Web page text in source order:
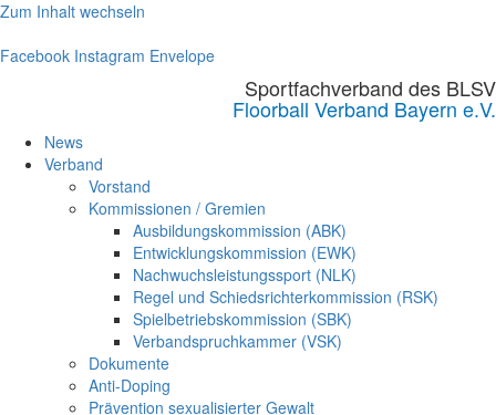
Zum Inhalt wechseln
Facebook Instagram Envelope
Sportfachverband des BLSV
Floorball Verband Bayern e.V.
News
Verband
Vorstand
Kommissionen / Gremien
Ausbildungskommission (ABK)
Entwicklungskommission (EWK)
Nachwuchsleistungssport (NLK)
Regel und Schiedsrichterkommission (RSK)
Spielbetriebskommission (SBK)
Verbandspruchkammer (VSK)
Dokumente
Anti-Doping
Prävention sexualisierter Gewalt